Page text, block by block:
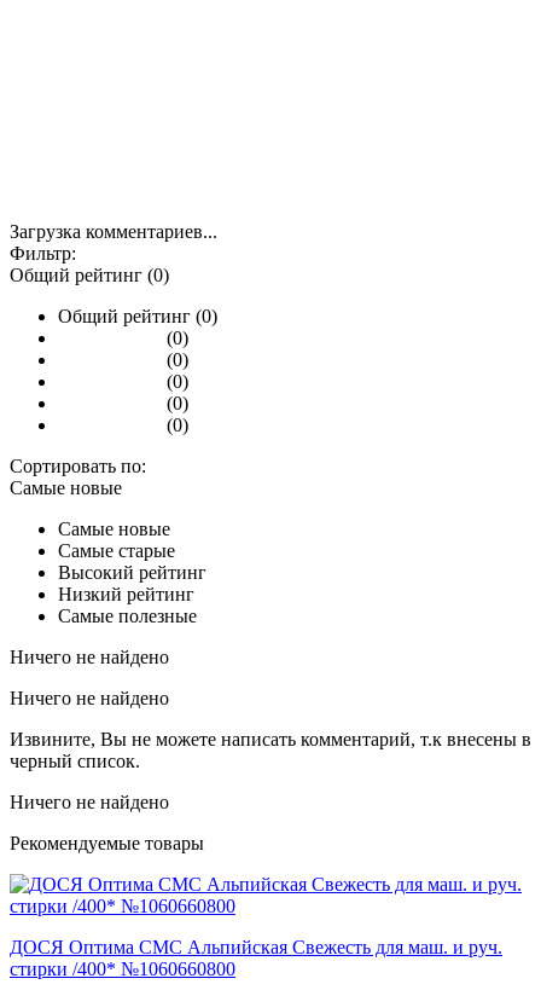
Загрузка комментариев...
Фильтр:
Общий рейтинг (0)
Общий рейтинг (0)
(0)
(0)
(0)
(0)
(0)
Сортировать по:
Самые новые
Самые новые
Самые старые
Высокий рейтинг
Низкий рейтинг
Самые полезные
Ничего не найдено
Ничего не найдено
Извините, Вы не можете написать комментарий, т.к внесены в
черный список.
Ничего не найдено
Рекомендуемые товары
ДОСЯ Оптима СМС Альпийская Свежесть для маш. и руч.
стирки /400* №1060660800